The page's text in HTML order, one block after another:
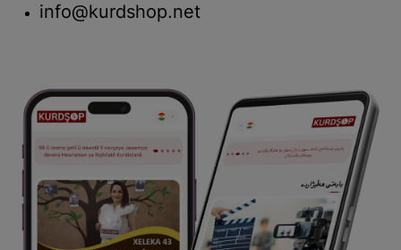
info@kurdshop.net